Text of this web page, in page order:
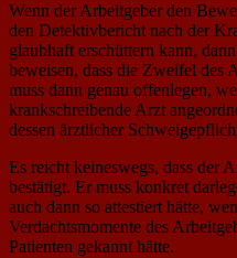
Wenn der Arbeitgeber den
den Detektivbericht nach der
glaubhaft erschüttern kann,
beweisen, dass die Zweifel des
muss dann genau offenlegen,
krankschreibende Arzt
dessen ärztlicher
Es reicht keineswegs, dass der
bestätigt. Er muss konkret
auch dann so attestiert hätte,
Verdachtsmomente des
Patienten gekannt hätte.